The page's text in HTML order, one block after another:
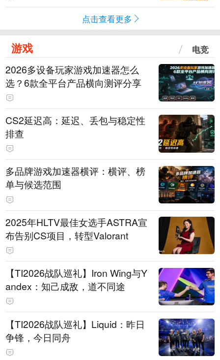
点击查看更多
游戏 电竞
2026多设备玩家游戏加速器怎么
选？6款全平台产品横向测评分享
CS2延迟高：延迟、丢包与稳定性
排查
多品牌游戏加速器横评：横评、榜
单与候选范围
2025年HLTV最佳女选手ASTRA宣
布告别CS项目，转型Valorant
【TI2026战队巡礼】Iron Wing与Y
andex：知己成敌，道不同途
【TI2026战队巡礼】Liquid：昨日
争锋，今日同舟